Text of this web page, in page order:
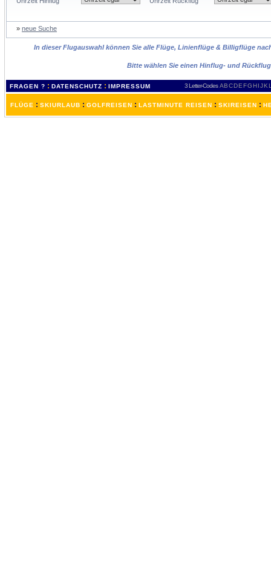
» neue Suche
In dieser Flugauswahl können Sie alle Flüge, Linienflüge & Billigflüge
Bitte wählen Sie einen Hinflug- und
FRAGEN ? : DATENSCHUTZ : IMPRESSUM 3 Letter-Codes ABCDEFGH IJKL
FLÜGE : SKIURLAUB : GOLFREISEN : LASTMINUTE REISEN : SKIREISEN :